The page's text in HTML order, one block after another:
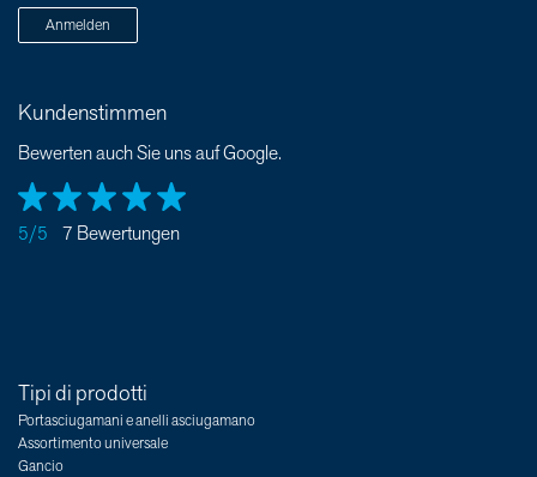
Anmelden
Kundenstimmen
Bewerten auch Sie uns auf Google.
5/5 7 Bewertungen
Tipi di prodotti
Portasciugamani e anelli asciugamano
Assortimento universale
Gancio